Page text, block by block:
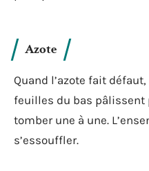
Azote
Quand l’azote fait
feuilles du bas pâlissent
tomber une à une.
s’essouffler.